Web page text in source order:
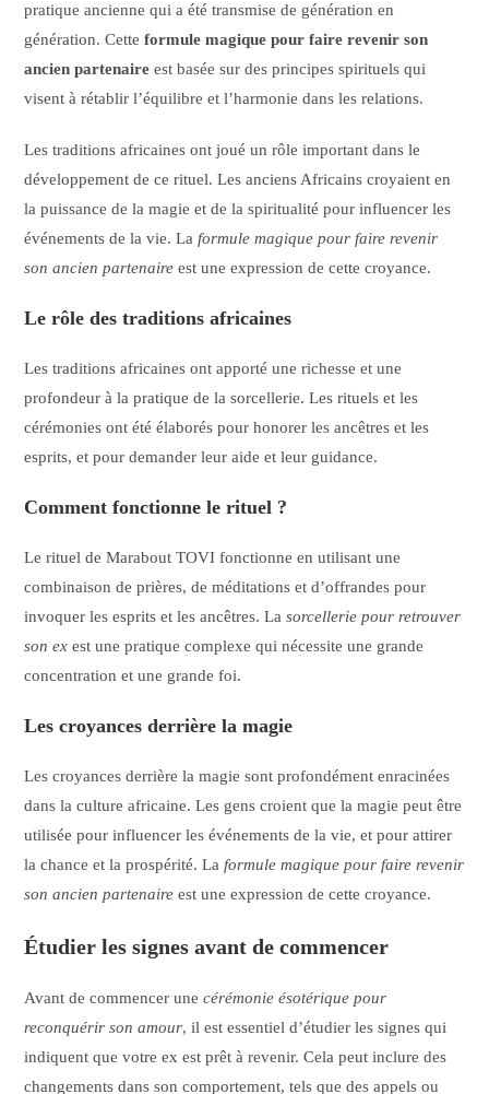
pratique ancienne qui a été transmise de génération en
génération. Cetteformule magique pour faire revenir son
ancien partenaire est basée sur des principes spirituels qui
visent à rétablir l’équilibre et l’harmonie dans les relations.
Les traditions africaines ont joué un rôle important dans le
développement de ce rituel. Les anciens Africains croyaient en
la puissance de la magie et de la spiritualité pour influencer les
événements de la vie. Laformule magique pour faire revenir
son ancien partenaire est une expression de cette croyance.
Le rôle des traditions africaines
Les traditions africaines ont apporté une richesse et une
profondeur à la pratique de la sorcellerie. Les rituels et les
cérémonies ont été élaborés pour honorer les ancêtres et les
esprits, et pour demander leur aide et leur guidance.
Comment fonctionne le rituel ?
Le rituel de Marabout TOVI fonctionne en utilisant une
combinaison de prières, de méditations et d’offrandes pour
invoquer les esprits et les ancêtres. Lasorcellerie pour retrouver
son ex est une pratique complexe qui nécessite une grande
concentration et une grande foi.
Les croyances derrière la magie
Les croyances derrière la magie sont profondément enracinées
dans la culture africaine. Les gens croient que la magie peut être
utilisée pour influencer les événements de la vie, et pour attirer
la chance et la prospérité. Laformule magique pour faire revenir
son ancien partenaire est une expression de cette croyance.
Étudier les signes avant de commencer
Avant de commencer unecérémonie ésotérique pour
reconquérir son amour, il est essentiel d’étudier les signes qui
indiquent que votre ex est prêt à revenir. Cela peut inclure des
changements dans son comportement, tels que des appels ou